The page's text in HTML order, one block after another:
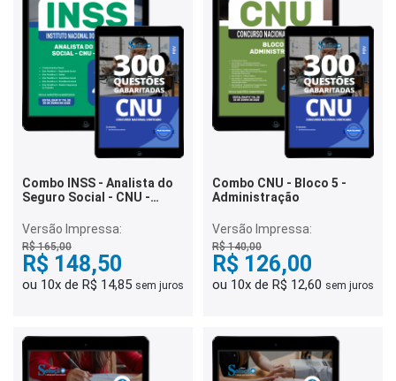
Combo INSS - Analista do
Seguro Social - CNU -
Versão Impressa:
R$ 165,00
R$ 148,50
ou 10x de R$ 14,85 sem juros
Combo CNU - Bloco 5 -
Administração
Versão Impressa:
R$ 140,00
R$ 126,00
ou 10x de R$ 12,60 sem juros